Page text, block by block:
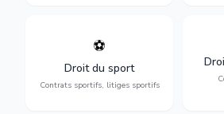
⚽
Droit du sport
Contrats sportifs, litiges sportifs
Expertise en droit sportif :
transferts, sponsoring et
contentieux.